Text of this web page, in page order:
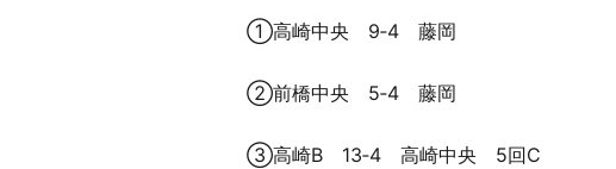
①高崎中央 9‐4 藤岡
②前橋中央 5‐4 藤岡
③高崎B 13‐4 高崎中央 5回C